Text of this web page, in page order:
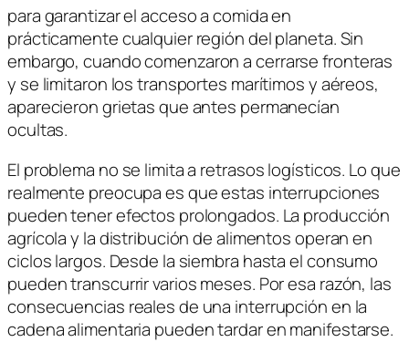
para garantizar el acceso a comida en
prácticamente cualquier región del planeta. Sin
embargo, cuando comenzaron a cerrarse fronteras
y se limitaron los transportes marítimos y aéreos,
aparecieron grietas que antes permanecían
ocultas.
El problema no se limita a retrasos logísticos. Lo que
realmente preocupa es que estas interrupciones
pueden tener efectos prolongados. La producción
agrícola y la distribución de alimentos operan en
ciclos largos. Desde la siembra hasta el consumo
pueden transcurrir varios meses. Por esa razón, las
consecuencias reales de una interrupción en la
cadena alimentaria pueden tardar en manifestarse.